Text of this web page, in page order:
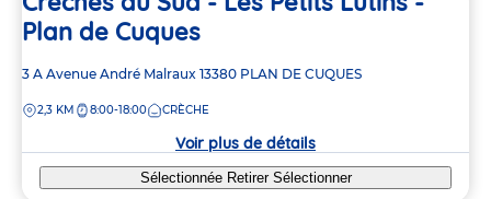
Plan de Cuques
Adresse
la
3 A Avenue André Malraux 13380 PLAN DE CUQUES
DISTANCE
2,3 KM 8:00-18:00 CRÈCHE
Voir plus de détails
Sélectionnée Retirer Sélectionner